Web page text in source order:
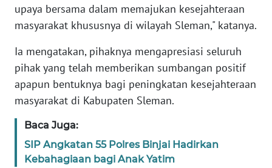
upaya bersama dalam memajukan kesejahteraan
masyarakat khususnya di wilayah Sleman," katanya.
Ia mengatakan, pihaknya mengapresiasi seluruh
pihak yang telah memberikan sumbangan positif
apapun bentuknya bagi peningkatan kesejahteraan
masyarakat di Kabupaten Sleman.
Baca Juga:
SIP Angkatan 55 Polres Binjai Hadirkan
Kebahagiaan bagi Anak Yatim
WN
KEPRI
PAPUA
WN
BARAT
WN